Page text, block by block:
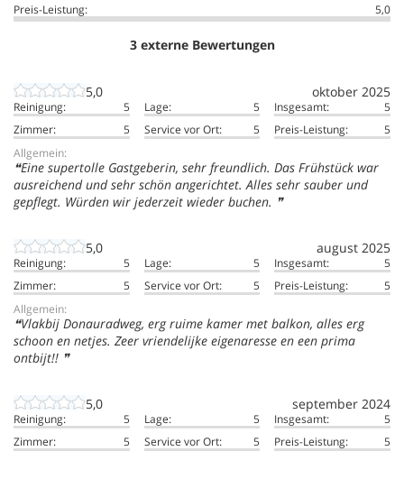
Preis-Leistung:
5,0
3 externe Bewertungen
5,0 oktober 2025
Reinigung: 5 Lage: 5 Insgesamt:
5
Zimmer:
5 Service vor Ort: 5 Preis-Leistung:
5
Allgemein:
Eine supertolle Gastgeberin, sehr freundlich. Das Frühstück war
ausreichend und sehr schön angerichtet. Alles sehr sauber und
gepflegt. Würden wir jederzeit wieder buchen.
5,0 august 2025
Reinigung: 5 Lage: 5 Insgesamt:
5
Zimmer:
5 Service vor Ort: 5 Preis-Leistung:
5
Allgemein:
Vlakbij Donauradweg, erg ruime kamer met balkon, alles erg
schoon en netjes. Zeer vriendelijke eigenaresse en een prima
ontbijt!!
5,0 september 2024
Reinigung: 5 Lage: 5 Insgesamt:
5
Zimmer:
5 Service vor Ort: 5 Preis-Leistung: 5